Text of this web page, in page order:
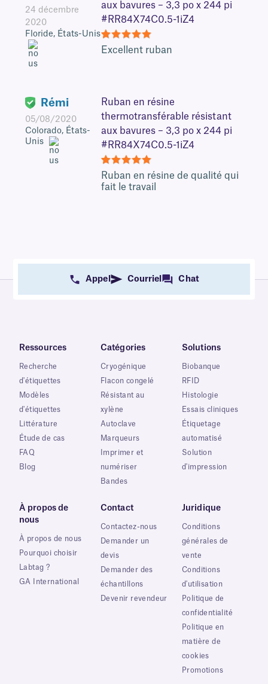
24 décembre
2020
Floride, États-Unis
aux bavures – 3,3 po x 244 pi
#RR84X74C0.5-1iZ4
5Excellent ruban
Rémi
05/08/2020
Colorado, États-
Unis
Ruban en résine
thermotransférable résistant
aux bavures – 3,3 po x 244 pi
#RR84X74C0.5-1iZ4
5Ruban en résine de qualité qui
fait le travail
Appel Courriel Chat
Ressources
Recherche
d'étiquettes
Modèles
d'étiquettes
Littérature
Étude de cas
FAQ
Blog
Catégories
Cryogénique
Flacon congelé
Résistant au
xylène
Autoclave
Marqueurs
Imprimer et
numériser
Bandes
Solutions
Biobanque
RFID
Histologie
Essais cliniques
Étiquetage
automatisé
Solution
d'impression
À propos de
nous
À propos de nous
Pourquoi choisir
Labtag ?
GA International
Contact
Contactez-nous
Demander un
devis
Demander des
échantillons
Devenir revendeur
Juridique
Conditions
générales de
vente
Conditions
d'utilisation
Politique de
confidentialité
Politique en
matière de
cookies
Promotions